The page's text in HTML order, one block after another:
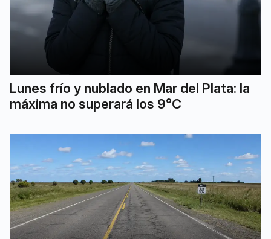
Lunes frío y nublado en Mar del Plata: la
máxima no superará los 9°C